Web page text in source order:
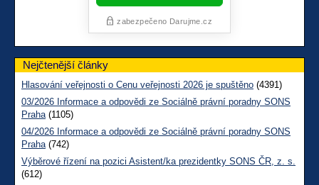
Nejčtenější články
Hlasování veřejnosti o Cenu veřejnosti 2026 je spuštěno (4391)
03/2026 Informace a odpovědi ze Sociálně právní poradny SONS
Praha(1105)
04/2026 Informace a odpovědi ze Sociálně právní poradny SONS
Praha(742)
Výběrové řízení na pozici Asistent/ka prezidentky SONS ČR, z. s.
(612)